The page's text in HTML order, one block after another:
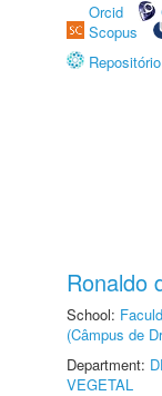
Orcid
Scopus
Ronaldo
School:
(Câmpus de
Department:
VEGETAL